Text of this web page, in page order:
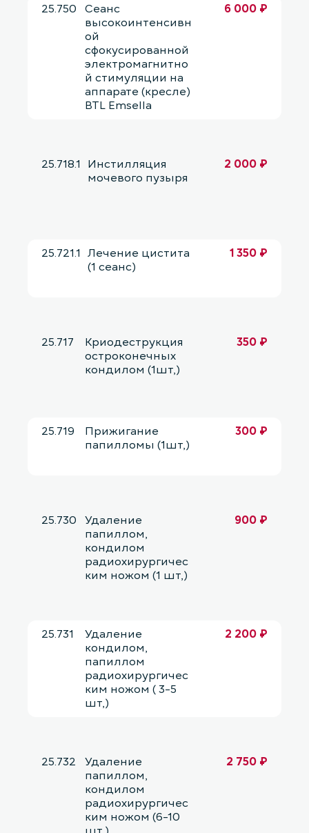
25.750 Сеанс
высокоинтенсивн
ой
сфокусированной
электромагнитно
й стимуляции на
аппарате (кресле)
BTL Emsella
6 000 ₽
25.718.1 Инстилляция
мочевого пузыря
2 000 ₽
25.721.1 Лечение цистита
(1 сеанс)
1 350 ₽
25.717
Криодеструкция
остроконечных
кондилом (1шт,)
350 ₽
25.719
Прижигание
папилломы (1шт,)
300 ₽
25.730 Удаление
папиллом,
кондилом
радиохирургичес
ким ножом (1 шт,)
900 ₽
25.731
Удаление
кондилом,
папиллом
радиохирургичес
ким ножом ( 3-5
шт,)
2 200 ₽
25.732
Удаление
папиллом,
кондилом
радиохирургичес
ким ножом (6-10
2 750 ₽